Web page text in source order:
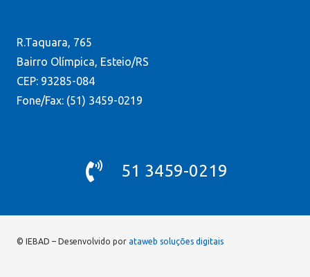
R.Taquara, 765
Bairro Olímpica, Esteio/RS
CEP: 93285-084
Fone/Fax: (51) 3459-0219
51 3459-0219
© IEBAD – Desenvolvido por ataweb soluções digitais